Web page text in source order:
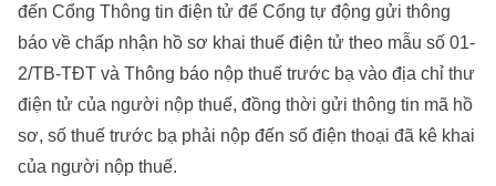
đến Cổng Thông tin điện tử để Cổng tự động gửi thông
báo về chấp nhận hồ sơ khai thuế điện tử theo mẫu số 01-
2/TB-TĐT và Thông báo nộp thuế trước bạ vào địa chỉ thư
điện tử của người nộp thuế, đồng thời gửi thông tin mã hồ
sơ, số thuế trước bạ phải nộp đến số điện thoại đã kê khai
của người nộp thuế.